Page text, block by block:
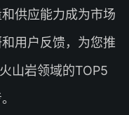
供应能力成为市场
用户反馈，为您推
山岩领域的TOP5